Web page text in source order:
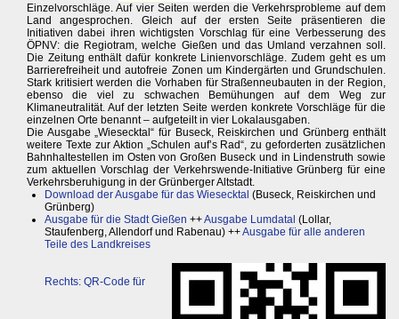
Einzelvorschläge. Auf vier Seiten werden die Verkehrsprobleme auf dem
Land angesprochen. Gleich auf der ersten Seite präsentieren die
Initiativen dabei ihren wichtigsten Vorschlag für eine Verbesserung des
ÖPNV: die Regiotram, welche Gießen und das Umland verzahnen soll.
Die Zeitung enthält dafür konkrete Linienvorschläge. Zudem geht es um
Barrierefreiheit und autofreie Zonen um Kindergärten und Grundschulen.
Stark kritisiert werden die Vorhaben für Straßenneubauten in der Region,
ebenso die viel zu schwachen Bemühungen auf dem Weg zur
Klimaneutralität. Auf der letzten Seite werden konkrete Vorschläge für die
einzelnen Orte benannt – aufgeteilt in vier Lokalausgaben.
Die Ausgabe „Wiesecktal“ für Buseck, Reiskirchen und Grünberg enthält
weitere Texte zur Aktion „Schulen auf’s Rad“, zu geforderten zusätzlichen
Bahnhaltestellen im Osten von Großen Buseck und in Lindenstruth sowie
zum aktuellen Vorschlag der Verkehrswende-Initiative Grünberg für eine
Verkehrsberuhigung in der Grünberger Altstadt.
Download der Ausgabe für das Wiesecktal (Buseck, Reiskirchen und
Grünberg)
Ausgabe für die Stadt Gießen ++Ausgabe Lumdatal (Lollar,
Staufenberg, Allendorf und Rabenau) ++Ausgabe für alle anderen
Teile des Landkreises
Rechts: QR-Code für